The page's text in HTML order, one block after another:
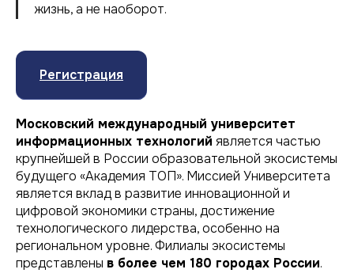
жизнь, а не наоборот.
Регистрация
Московский международный университет
информационных технологий является частью
крупнейшей в России образовательной экосистемы
будущего «Академия ТОП». Миссией Университета
является вклад в развитие инновационной и
цифровой экономики страны, достижение
технологического лидерства, особенно на
региональном уровне. Филиалы экосистемы
представлены в более чем 180 городах России.